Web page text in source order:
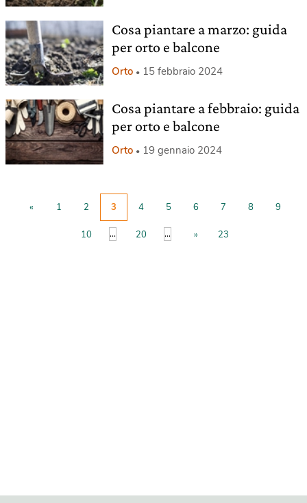
Cosa piantare a marzo: guida
per orto e balcone
Orto 15 febbraio 2024
Cosa piantare a febbraio: guida
per orto e balcone
Orto 19 gennaio 2024
« 1 2 3 4 5 6 7 8 9
10 ... 20 ... » 23